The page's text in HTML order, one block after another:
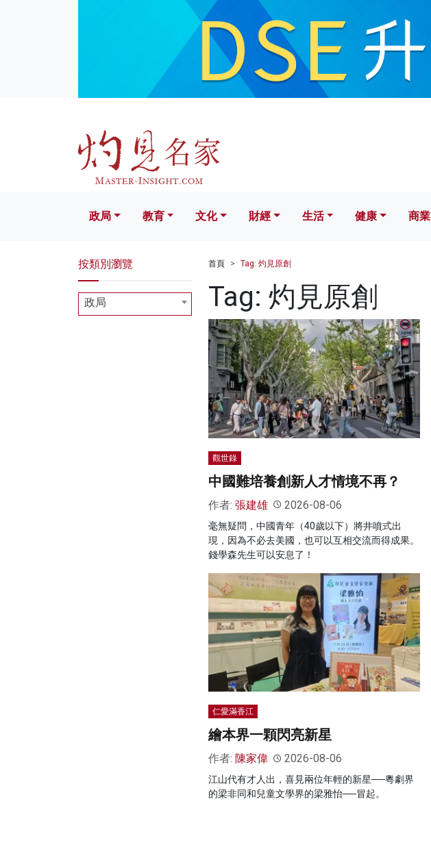
文化 財經 生活 健康
政局 教育 文化 財經 生活 健康 商業
首頁 Tag: 灼見原創
Tag: 灼見原創
觀世錄
中國難培養創新人才情境不再？
作者: 張建雄 2026-08-06
毫無疑問，中國青年（40歲以下）將井噴式出
現，因為不必去美國，也可以互相交流而得成果。
錢學森先生可以安息了！
仁愛滿香江
繪本界一顆閃亮新星
作者: 陳家偉 2026-08-06
江山代有才人出，喜見兩位年輕的新星──粵劇界
的梁非同和兒童文學界的梁雅怡──冒起。
按類別瀏覽
政局